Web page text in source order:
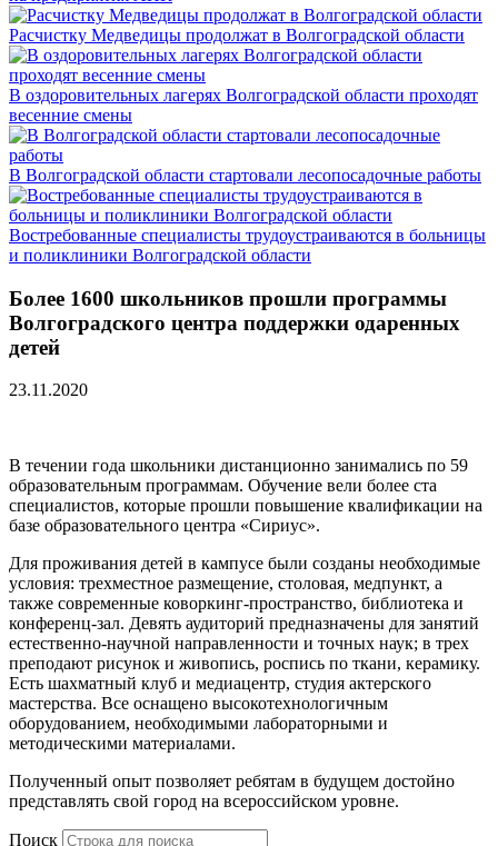
Расчистку Медведицы продолжат в Волгоградской области
В оздоровительных лагерях Волгоградской области проходят
весенние смены
В Волгоградской области стартовали лесопосадочные работы
Востребованные специалисты трудоустраиваются в больницы
и поликлиники Волгоградской области
Более 1600 школьников прошли программы
Волгоградского центра поддержки одаренных
детей
23.11.2020
В течении года школьники дистанционно занимались по 59
образовательным программам. Обучение вели более ста
специалистов, которые прошли повышение квалификации на
базе образовательного центра «Сириус».
Для проживания детей в кампусе были созданы необходимые
условия: трехместное размещение, столовая, медпункт, а
также современные коворкинг-пространство, библиотека и
конференц-зал. Девять аудиторий предназначены для занятий
естественно-научной направленности и точных наук; в трех
преподают рисунок и живопись, роспись по ткани, керамику.
Есть шахматный клуб и медиацентр, студия актерского
мастерства. Все оснащено высокотехнологичным
оборудованием, необходимыми лабораторными и
методическими материалами.
Полученный опыт позволяет ребятам в будущем достойно
представлять свой город на всероссийском уровне.
Поиск